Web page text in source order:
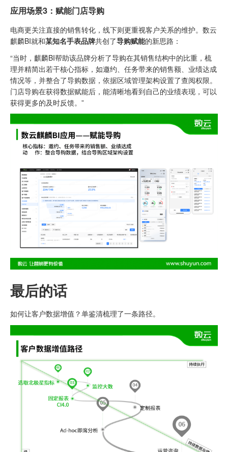
应用场景3：赋能门店导购
电商更关注直接的销售转化，线下则更重视客户关系的维护。数云
麒麟BI就和某知名手表品牌共创了导购赋能的新思路：
“当时，麒麟BI帮助该品牌分析了导购在其销售结构中的比重，梳
理并精简出若干核心指标，如邀约、任务带来的销售额、业绩达成
情况等，并整合了导购数据，依据区域管理架构设置了查阅权限。
门店导购在获得数据赋能后，能清晰地看到自己的业绩表现，可以
获得更多的及时反馈。”
最后的话
如何让客户数据增值？单鉴清梳理了一条路径。